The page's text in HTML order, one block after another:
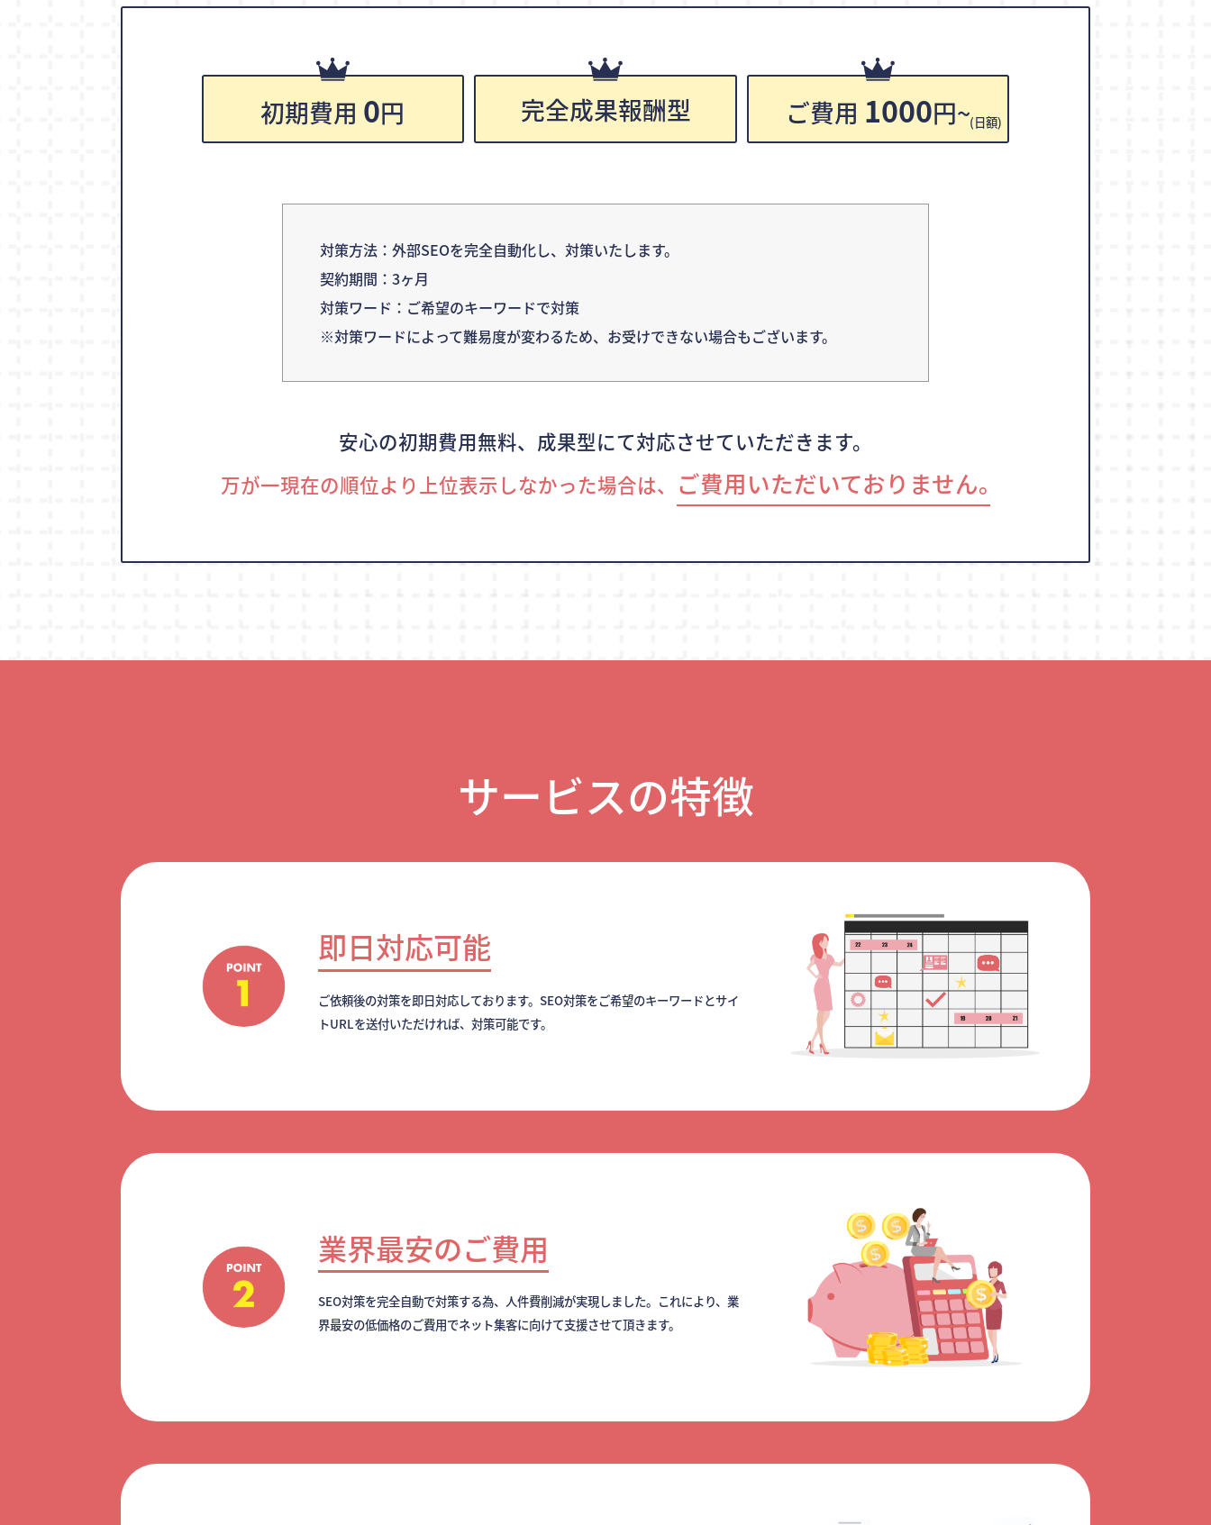
初期費用 0円 完全成果報酬型 ご費用 1000円~(日額)
対策方法：外部SEOを完全自動化し、対策いたします。
契約期間：3ヶ月
対策ワード：ご希望のキーワードで対策
※対策ワードによって難易度が変わるため、 お受けできない場合もございます。
安心の初期費用無料、成果型にて対応させていただきます。
万が一現在の順位より上位表示しなかった場合は、 ご費用いただいておりません｡
サービスの特徴
即日対応可能
ご依頼後の対策を即日対応しております。SEO対策をご希望のキーワードとサイ
トURLを送付いただければ、対策可能です。
業界最安のご費用
SEO対策を完全自動で対策する為、人件費削減が実現しました。これにより、業
界最安の低価格のご費用でネット集客に向けて支援させて頂きます。